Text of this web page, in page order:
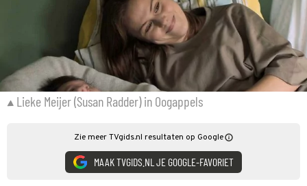
Lieke Meijer (Susan Radder) in Oogappels
Zie meer TVgids.nl resultaten op Google
MAAK TVGIDS.NL JE GOOGLE-FAVORIET